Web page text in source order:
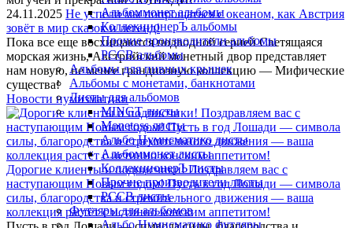
Альбоммонет альбомы
КоллекционерЪ альбомы
Прочие производители альбомы
РССВ альбомы
Альбомы для пивных крышек
Альбомы с монетами, банкнотами
Листы для альбомов
MINGT листы
Monetoss листы
Альбо Нумисматико листы
Альбоммонет листы
КоллекционерЪ листы
Прочие производители листы
РССВ листы
Футляры для альбомов
Альбо Нумисматико футляры
24.11.2025 Не успели мы попрощаться с океаном, как Австрия
зовёт в мир сказок и легенд!
Пока все еще восхищаются подводной серией Светящаяся
морская жизнь, Австрийский монетный двор представляет
нам новую, не менее грандиозную коллекцию — Мифические
существа!
Новости нумизматики
Дорогие клиенты и подписчики! Поздравляем вас с
наступающим Новым годом! Пусть в год Лошади — символа
силы, благородства и стремительного движения — ваша
коллекция растёт с истинно конским аппетитом!